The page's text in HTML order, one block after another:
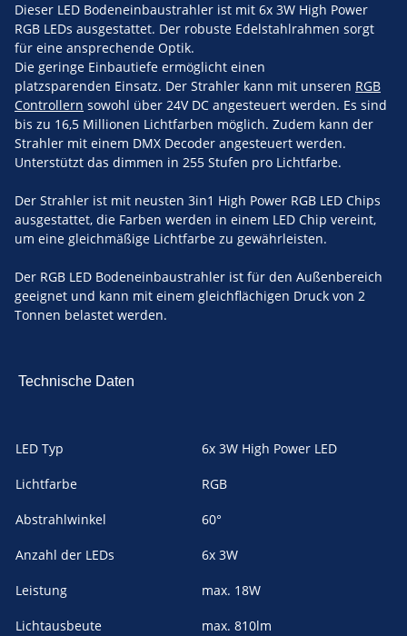
Dieser LED Bodeneinbaustrahler ist mit 6x 3W High Power
RGB LEDs ausgestattet. Der robuste Edelstahlrahmen sorgt
für eine ansprechende Optik.
Die geringe Einbautiefe ermöglicht einen
platzsparenden Einsatz. Der Strahler kann mit unseren RGB
Controllern sowohl über 24V DC angesteuert werden. Es sind
bis zu 16,5 Millionen Lichtfarben möglich. Zudem kann der
Strahler mit einem DMX Decoder angesteuert werden.
Unterstützt das dimmen in 255 Stufen pro Lichtfarbe.
Der Strahler ist mit neusten 3in1 High Power RGB LED Chips
ausgestattet, die Farben werden in einem LED Chip vereint,
um eine gleichmäßige Lichtfarbe zu gewährleisten.
Der RGB LED Bodeneinbaustrahler ist für den Außenbereich
geeignet und kann mit einem gleichflächigen Druck von 2
Tonnen belastet werden.
Technische Daten
LED Typ 6x 3W High Power LED
Lichtfarbe RGB
Abstrahlwinkel 60°
Anzahl der LEDs 6x 3W
Leistung max. 18W
Lichtausbeute max. 810lm